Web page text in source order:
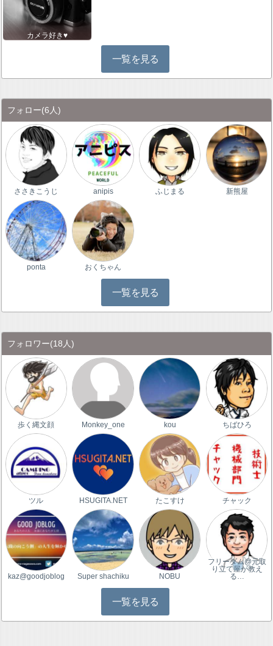
カメラ好き♥
一覧を見る
フォロー(6人)
ささきこうじ anipis ふじまる 新熊屋
ponta おくちゃん
一覧を見る
フォロワー(18人)
歩く縄文顔 Monkey_one kou ちばひろ
ツル HSUGITA.NET たこすけ チャック
kaz@goodjoblog Super shachiku NOBU
フリーダム@元取
り立て屋が教え
る…
一覧を見る